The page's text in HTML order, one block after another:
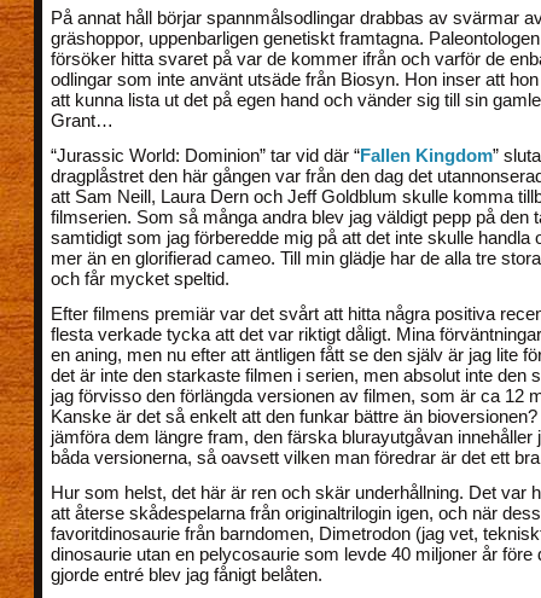
På annat håll börjar spannmålsodlingar drabbas av svärmar
gräshoppor, uppenbarligen genetiskt framtagna.
försöker hitta svaret på var de kommer ifrån och varför de
odlingar som inte använt utsäde från Biosyn. Hon inser att
att kunna lista ut det på egen hand och vänder sig till sin
Grant…
“Jurassic World: Dominion” tar vid där “Fallen Kingdom”
dragplåstret den här gången var från den dag det
att Sam Neill, Laura Dern och Jeff Goldblum skulle komma
filmserien. Som så många andra blev jag väldigt pepp på den
samtidigt som jag förberedde mig på att det inte skulle handla
mer än en glorifierad cameo. Till min glädje har de alla tre
och får mycket speltid.
Efter filmens premiär var det svårt att hitta några positiva
flesta verkade tycka att det var riktigt dåligt. Mina
en aning, men nu efter att äntligen fått se den själv är jag lite
det är inte den starkaste filmen i serien, men absolut inte den
jag förvisso den förlängda versionen av filmen, som är ca 12
Kanske är det så enkelt att den funkar bättre än
jämföra dem längre fram, den färska blurayutgåvan innehåller
båda versionerna, så oavsett vilken man föredrar är det ett
Hur som helst, det här är ren och skär underhållning. Det var
att återse skådespelarna från originaltrilogin igen, och när
favoritdinosaurie från barndomen, Dimetrodon (jag vet,
dinosaurie utan en pelycosaurie som levde 40 miljoner år före
gjorde entré blev jag fånigt belåten.